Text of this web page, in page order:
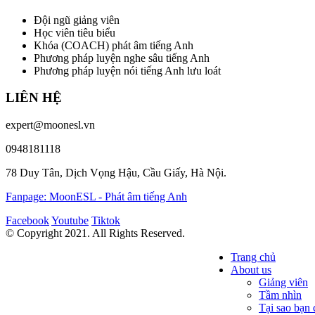
Đội ngũ giảng viên
Học viên tiêu biểu
Khóa (COACH) phát âm tiếng Anh
Phương pháp luyện nghe sâu tiếng Anh
Phương pháp luyện nói tiếng Anh lưu loát
LIÊN HỆ
expert@moonesl.vn
0948181118
78 Duy Tân, Dịch Vọng Hậu, Cầu Giấy, Hà Nội.
Fanpage: MoonESL - Phát âm tiếng Anh
FacebookYoutube Tiktok
© Copyright 2021. All Rights Reserved.
Trang chủ
About us
Giảng viên
Tầm nhìn
Tại sao bạn